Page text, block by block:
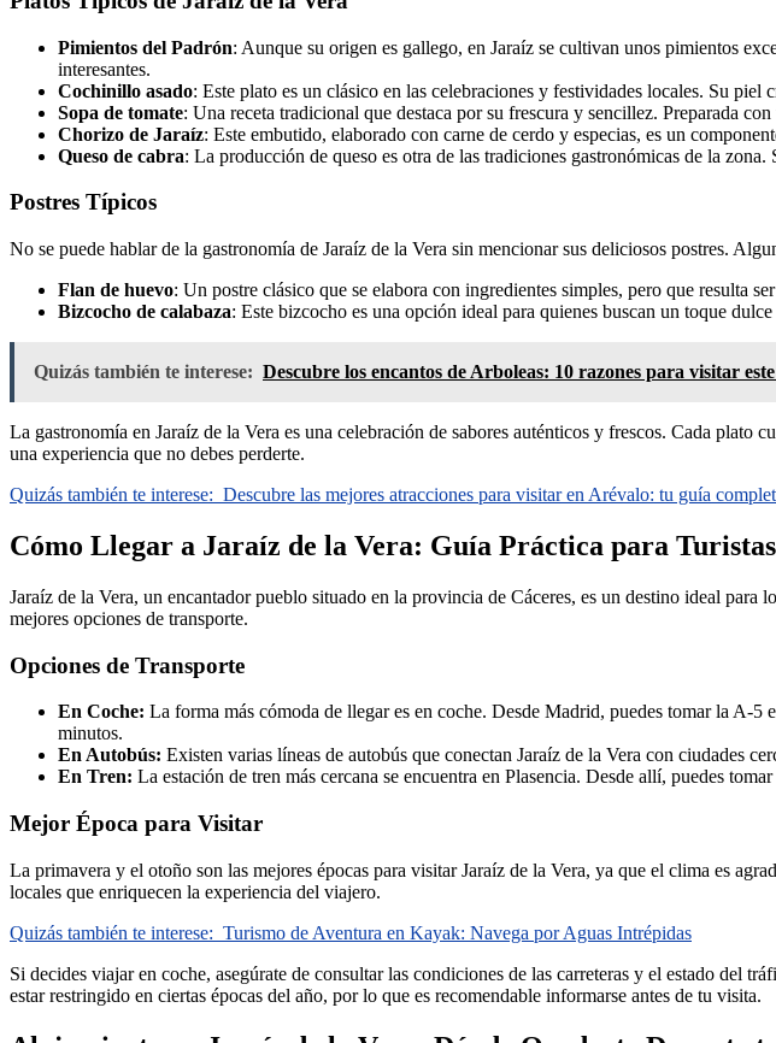
Pimientos del Padrón: Aunque su origen es gallego, en Jaraíz se cultivan unos pimientos
interesantes.
Cochinillo asado: Este plato es un clásico en las celebraciones y festividades locales. Su
Sopa de tomate: Una receta tradicional que destaca por su frescura y sencillez. Preparada
Chorizo de Jaraíz: Este embutido, elaborado con carne de cerdo y especias, es un
Queso de cabra: La producción de queso es otra de las tradiciones gastronómicas de la
Postres Típicos
No se puede hablar de la gastronomía de Jaraíz de la Vera sin mencionar sus deliciosos postres.
Flan de huevo: Un postre clásico que se elabora con ingredientes simples, pero que resulta
Bizcocho de calabaza: Este bizcocho es una opción ideal para quienes buscan un toque
Quizás también te interese: Descubre los encantos de Arboleas: 10 razones para visitar
La gastronomía en Jaraíz de la Vera es una celebración de sabores auténticos y frescos. Cada
una experiencia que no debes perderte.
Quizás también te interese: Descubre las mejores atracciones para visitar en Arévalo: tu guía
Cómo Llegar a Jaraíz de la Vera: Guía Práctica para Turistas
Jaraíz de la Vera, un encantador pueblo situado en la provincia de Cáceres, es un destino ideal
mejores opciones de transporte.
Opciones de Transporte
En Coche: La forma más cómoda de llegar es en coche. Desde Madrid, puedes tomar la A-
minutos.
En Autobús: Existen varias líneas de autobús que conectan Jaraíz de la Vera con ciudades
En Tren: La estación de tren más cercana se encuentra en Plasencia. Desde allí, puedes
Mejor Época para Visitar
La primavera y el otoño son las mejores épocas para visitar Jaraíz de la Vera, ya que el clima es
locales que enriquecen la experiencia del viajero.
Quizás también te interese: Turismo de Aventura en Kayak: Navega por Aguas Intrépidas
Si decides viajar en coche, asegúrate de consultar las condiciones de las carreteras y el estado del
estar restringido en ciertas épocas del año, por lo que es recomendable informarse antes de tu visita.